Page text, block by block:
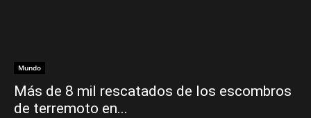
Mundo
Más de 8 mil rescatados de los escombros
de terremoto en...